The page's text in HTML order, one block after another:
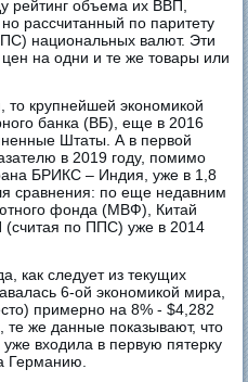
рейтинг объема их ВВП,
рассчитанный по паритету
национальных валют. Эти
на одни и те же товары или
то крупнейшей экономикой
банка (ВБ), еще в 2016
Штаты. А в первой
в 2019 году, помимо
БРИКС – Индия, уже в 1,8
сравнения: по еще недавним
фонда (МВФ), Китай
по ППС) уже в 2014
как следует из текущих
6-ой экономикой мира,
примерно на 8% - $4,282
те же данные показывают, что
входила в первую пятерку
Германию.